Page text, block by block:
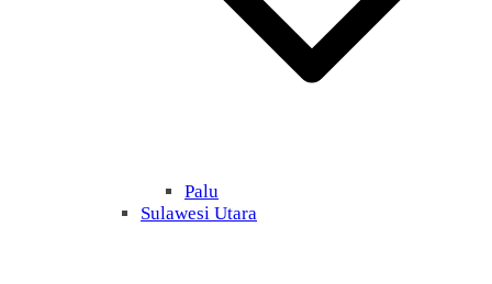
Palu
Sulawesi Utara